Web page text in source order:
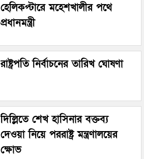
হেলিকপ্টারে মহেশখালীর পথে
প্রধানমন্ত্রী
রাষ্ট্রপতি নির্বাচনের তারিখ ঘোষণা
দিল্লিতে শেখ হাসিনার বক্তব্য
দেওয়া নিয়ে পররাষ্ট্র মন্ত্রণালয়ের
ক্ষোভ